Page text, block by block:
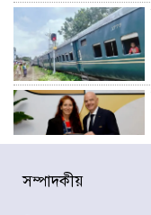
সম্পাদকীয়